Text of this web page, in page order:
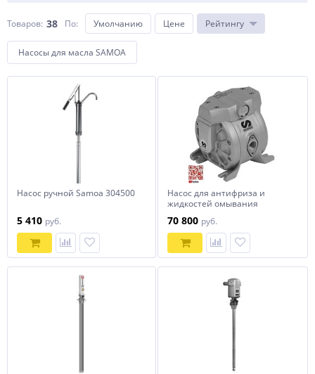
Товаров: 38 По: Умолчанию Цене Рейтингу
Насосы для масла SAMOA
Насос ручной Samoa 304500
5 410 руб.
Насос для антифриза и
жидкостей омывания
552010
70 800 руб.